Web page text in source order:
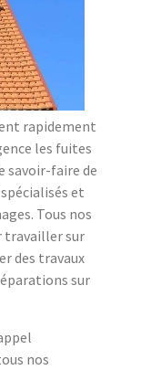
rapidement
les fuites
savoir-faire de
et
Tous nos
travailler sur
des travaux
sur
nos